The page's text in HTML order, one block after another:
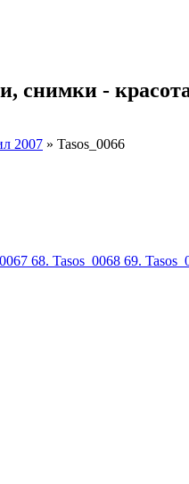
снимки -
2007 » Tasos_0066
68. Tasos_0068 69.